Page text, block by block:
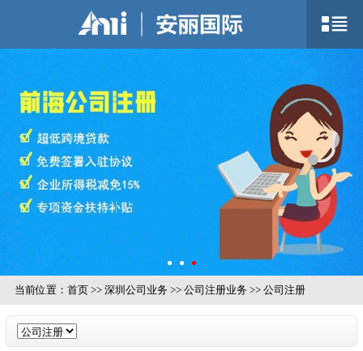
当前位置： 首页>> 深圳公司业务 >> 公司注册业务 >> 公司注册